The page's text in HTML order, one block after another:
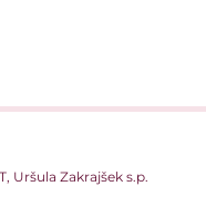
Uršula Zakrajšek s.p.